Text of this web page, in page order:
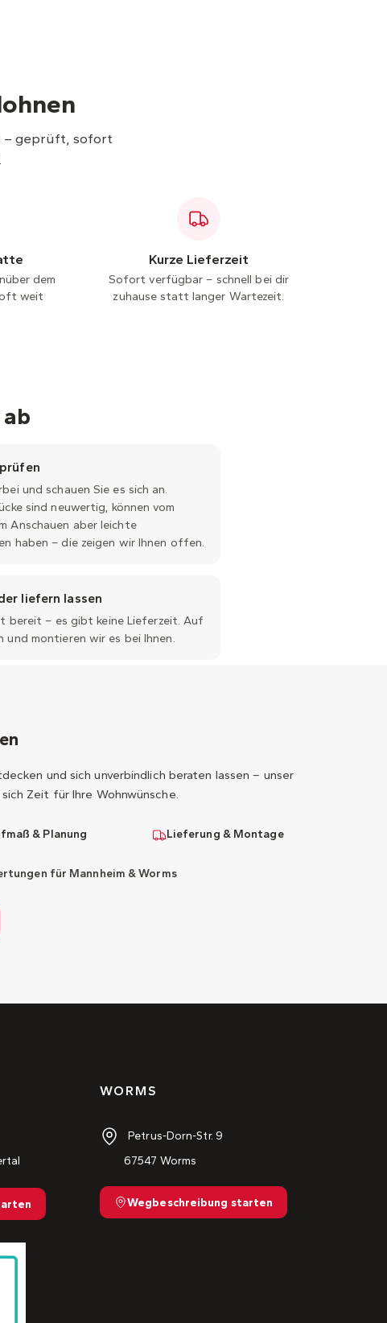
– geprüft, sofort
dem
oft weit
Kurze Lieferzeit
Sofort verfügbar – schnell bei dir
zuhause statt langer Wartezeit.
und schauen Sie es sich an.
sind neuwertig, können vom
Anschauen aber leichte
haben – die zeigen wir Ihnen offen.
liefern lassen
bereit – es gibt keine Lieferzeit. Auf
und montieren wir es bei Ihnen.
und sich unverbindlich beraten lassen – unser
Zeit für Ihre Wohnwünsche.
& Planung Lieferung & Montage
für Mannheim & Worms
WORMS
Petrus-Dorn-Str. 9
67547 Worms
Wegbeschreibung starten